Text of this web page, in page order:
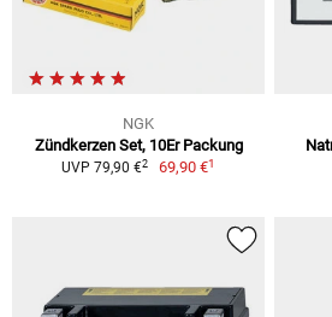
NGK
Zündkerzen Set, 10Er Packung
UVP 79,90 €2 69,90 €1